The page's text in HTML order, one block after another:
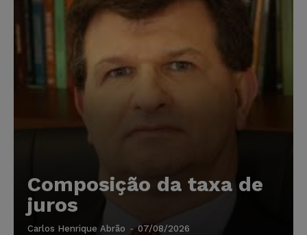
Composição da taxa de
juros
Carlos Henrique Abrão - 07/08/2026